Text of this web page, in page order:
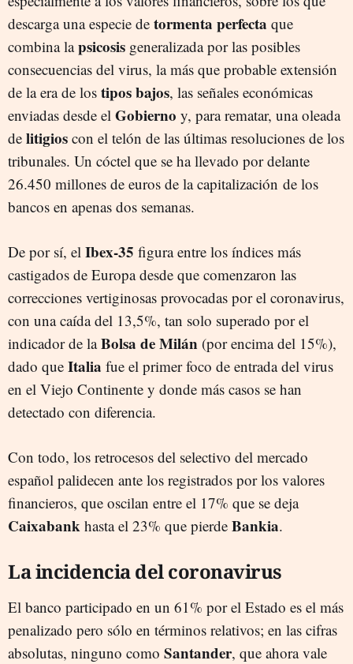
descarga una especie de tormenta perfecta que
combina lapsicosis generalizada por las posibles
consecuencias del virus, la más que probable extensión
de la era de los tipos bajos, las señales económicas
enviadas desde el Gobierno y, para rematar, una oleada
de litigios con el telón de las últimas resoluciones de los
tribunales. Un cóctel que se ha llevado por delante
26.450 millones de euros de la capitalización de los
bancos en apenas dos semanas.
De por sí, el Ibex-35 figura entre los índices más
castigados de Europa desde que comenzaron las
correcciones vertiginosas provocadas por el coronavirus,
con una caída del 13,5%, tan solo superado por el
indicador de laBolsa de Milán (por encima del 15%),
dado que Italia fue el primer foco de entrada del virus
en el Viejo Continente y donde más casos se han
detectado con diferencia.
Con todo, los retrocesos del selectivo del mercado
español palidecen ante los registrados por los valores
financieros, que oscilan entre el 17% que se deja
Caixabank hasta el 23% que pierde Bankia.
La incidencia del coronavirus
El banco participado en un 61% por el Estado es el más
penalizado pero sólo en términos relativos; en las cifras
absolutas, ninguno como Santander, que ahora vale